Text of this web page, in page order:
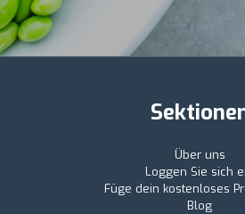
Über uns
Loggen Sie sich
Füge dein kostenloses
Blog